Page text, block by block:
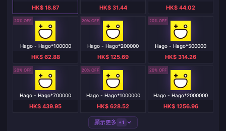
HK$ 18.87 HK$ 31.44 HK$ 44.02
20% OFF
Hago - Hago*100000
HK$ 62.88
20% OFF
Hago - Hago*200000
HK$ 125.69
20% OFF
Hago - Hago*500000
HK$ 314.26
20% OFF
Hago - Hago*700000
HK$ 439.95
20% OFF
Hago - Hago*1000000
HK$ 628.52
20% OFF
Hago - Hago*2000000
HK$ 1256.96
顯示更多 +1